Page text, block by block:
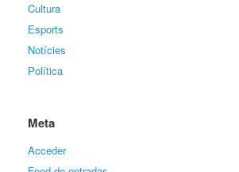
Cultura
Esports
Notícies
Política
Meta
Acceder